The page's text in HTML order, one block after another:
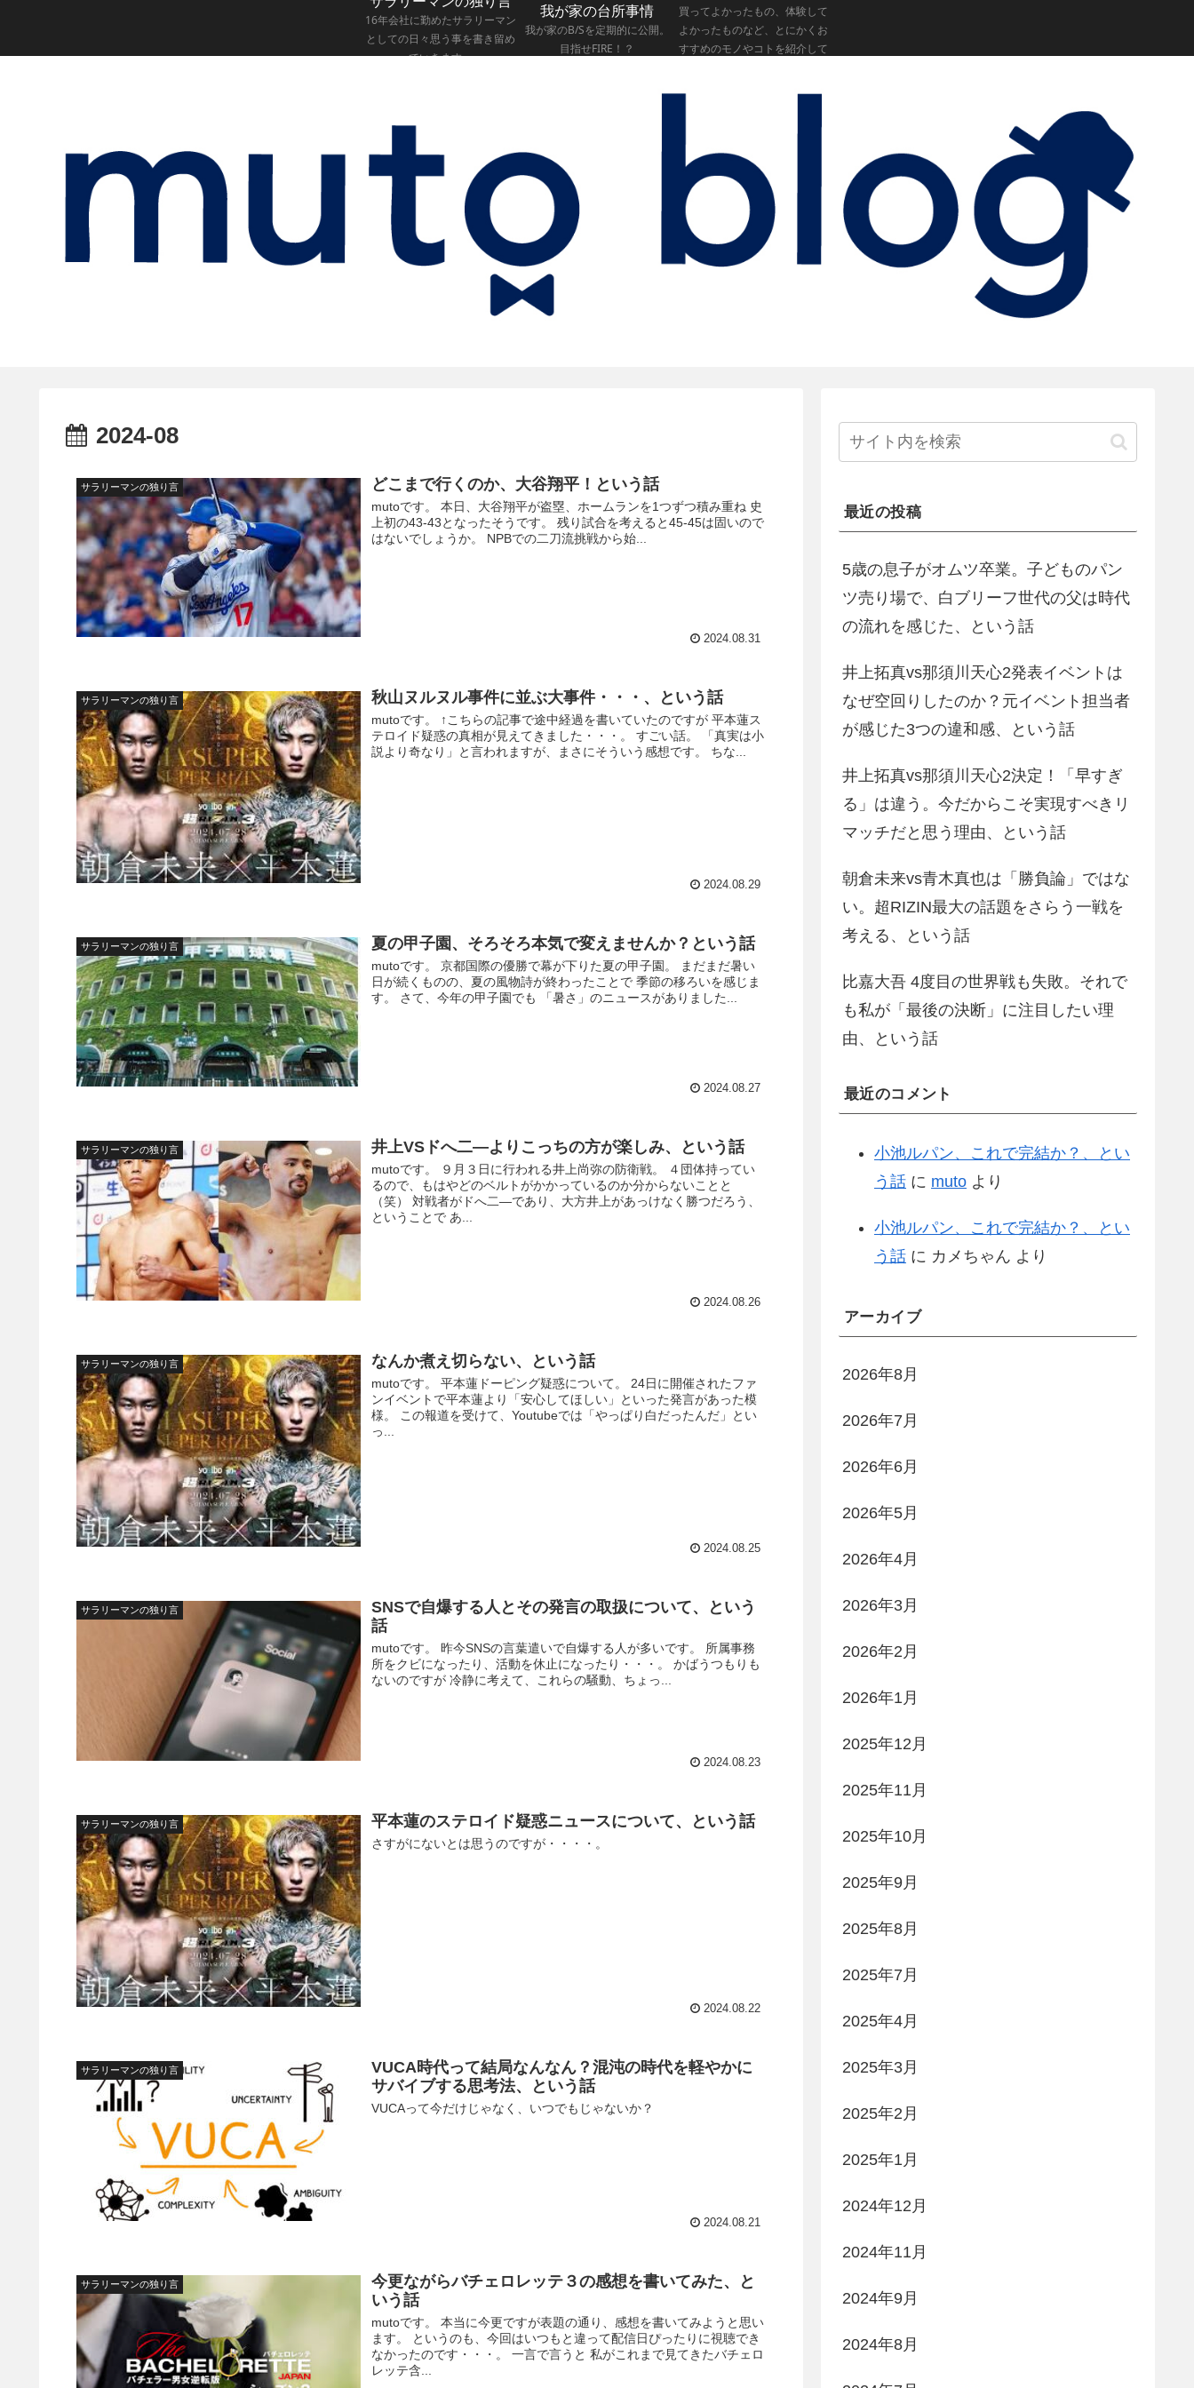
16年会社に勤めたサラリーマン
としての日々思う事を書き留め
ていきます。
我が家の台所事情
我が家のB/Sを定期的に公開。
目指せFIRE！？
買ってよかったもの、体験して
よかったものなど、とにかくお
すすめのモノやコトを紹介して
2024-08
サラリーマンの独り言 どこまで行くのか、大谷翔平！という話
mutoです。 本日、大谷翔平が盗塁、ホームランを1つずつ積み重ね 史
上初の43‐43となったそうです。 残り試合を考えると45‐45は固いので
はないでしょうか。 NPBでの二刀流挑戦から始...
2024.08.31
サラリーマンの独り言 秋山ヌルヌル事件に並ぶ大事件・・・、という話
mutoです。 ↑こちらの記事で途中経過を書いていたのですが 平本蓮ス
テロイド疑惑の真相が見えてきました・・・。 すごい話。 「真実は小
説より奇なり」と言われますが、まさにそういう感想です。 ちな...
2024.08.29
サラリーマンの独り言 夏の甲子園、そろそろ本気で変えませんか？という話
mutoです。 京都国際の優勝で幕が下りた夏の甲子園。 まだまだ暑い
日が続くものの、夏の風物詩が終わったことで 季節の移ろいを感じま
す。 さて、今年の甲子園でも 「暑さ」のニュースがありました...
2024.08.27
サラリーマンの独り言 井上VSドへ二―よりこっちの方が楽しみ、という話
mutoです。 ９月３日に行われる井上尚弥の防衛戦。 ４団体持ってい
るので、もはやどのベルトがかかっているのか分からないことと
（笑） 対戦者がドへ二―であり、大方井上があっけなく勝つだろう、
ということで あ...
2024.08.26
サラリーマンの独り言 なんか煮え切らない、という話
mutoです。 平本蓮ドーピング疑惑について。 24日に開催されたファ
ンイベントで平本蓮より「安心してほしい」といった発言があった模
様。 この報道を受けて、Youtubeでは「やっぱり白だったんだ」とい
っ...
2024.08.25
サラリーマンの独り言
SNSで自爆する人とその発言の取扱について、という
話
mutoです。 昨今SNSの言葉遣いで自爆する人が多いです。 所属事務
所をクビになったり、活動を休止になったり・・・。 かばうつもりも
ないのですが 冷静に考えて、これらの騒動、ちょっ...
2024.08.23
サラリーマンの独り言 平本蓮のステロイド疑惑ニュースについて、という話
さすがにないとは思うのですが・・・・。
2024.08.22
サラリーマンの独り言
VUCA時代って結局なんなん？混沌の時代を軽やかに
サバイブする思考法、という話
VUCAって今だけじゃなく、いつでもじゃないか？
2024.08.21
サラリーマンの独り言
今更ながらバチェロレッテ３の感想を書いてみた、と
いう話
mutoです。 本当に今更ですが表題の通り、感想を書いてみようと思い
ます。 というのも、今回はいつもと違って配信日ぴったりに視聴でき
なかったのです・・・。 一言で言うと 私がこれまで見てきたバチェロ
レッテ含...
最近の投稿
5歳の息子がオムツ卒業。子どものパン
ツ売り場で、白ブリーフ世代の父は時代
の流れを感じた、という話
井上拓真vs那須川天心2発表イベントは
なぜ空回りしたのか？元イベント担当者
が感じた3つの違和感、という話
井上拓真vs那須川天心2決定！「早すぎ
る」は違う。今だからこそ実現すべきリ
マッチだと思う理由、という話
朝倉未来vs青木真也は「勝負論」ではな
い。超RIZIN最大の話題をさらう一戦を
考える、という話
比嘉大吾 4度目の世界戦も失敗。それで
も私が「最後の決断」に注目したい理
由、という話
最近のコメント
小池ルパン、これで完結か？、とい
う話 に muto より
小池ルパン、これで完結か？、とい
う話 に カメちゃん より
アーカイブ
2026年8月
2026年7月
2026年6月
2026年5月
2026年4月
2026年3月
2026年2月
2026年1月
2025年12月
2025年11月
2025年10月
2025年9月
2025年8月
2025年7月
2025年4月
2025年3月
2025年2月
2025年1月
2024年12月
2024年11月
2024年9月
2024年8月